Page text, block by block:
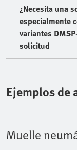
¿Necesita una
especialmente
variantes
solicitud
Ejemplos de
Muelle